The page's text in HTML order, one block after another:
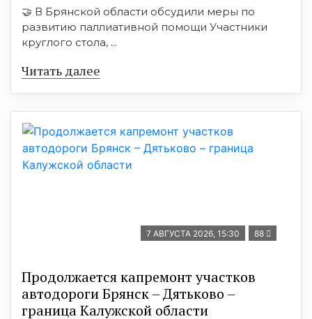
🤝 В Брянской области обсудили меры по
развитию паллиативной помощи Участники
круглого стола, ...
Читать далее
7 АВГУСТА 2026, 15:30 88
Продолжается капремонт участков
автодороги Брянск – Дятьково –
граница Калужской области